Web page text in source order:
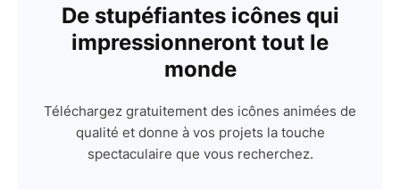
De stupéfiantes icônes qui
impressionneront tout le
monde
Téléchargez gratuitement des icônes animées de
qualité et donne à vos projets la touche
spectaculaire que vous recherchez.